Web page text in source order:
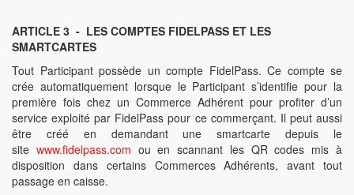
ARTICLE 3 - LES COMPTES FIDELPASS ET LES
SMARTCARTES
Tout Participant possède un compte FidelPass. Ce compte se
crée automatiquement lorsque le Participant s’identifie pour la
première fois chez un Commerce Adhérent pour profiter d’un
service exploité par FidelPass pour ce commerçant. Il peut aussi
être créé en demandant une smartcarte depuis le
site www.fidelpass.com ou en scannant les QR codes mis à
disposition dans certains Commerces Adhérents, avant tout
passage en caisse.